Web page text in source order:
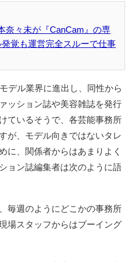
奈々未が『CanCam』の専
覚も運営完全スルーで仕事
デル業界に進出し、同性から
ッション誌や美容雑誌を発行
ているそうで、各芸能事務所
が、モデル向きではないタレ
に、関係者からはあまりよく
ョン誌編集者は次のように語
毎週のようにどこかの事務所
場スタッフからはブーイング